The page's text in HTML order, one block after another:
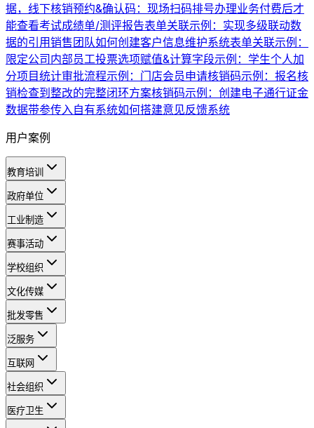
据，线下核销预约&确认码：现场扫码排号办理业务付费后才
能查看考试成绩单/测评报告表单关联示例：实现多级联动数
据的引用销售团队如何创建客户信息维护系统表单关联示例：
限定公司内部员工投票选项赋值&计算字段示例：学生个人加
分项目统计审批流程示例：门店会员申请核销码示例：报名核
销检查到整改的完整闭环方案核销码示例：创建电子通行证金
数据带参传入自有系统如何搭建意见反馈系统
用户案例
教育培训
政府单位
工业制造
赛事活动
学校组织
文化传媒
批发零售
泛服务
互联网
社会组织
医疗卫生